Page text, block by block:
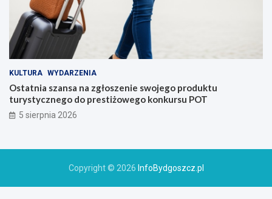
KULTURA WYDARZENIA
Ostatnia szansa na zgłoszenie swojego produktu
turystycznego do prestiżowego konkursu POT
5 sierpnia 2026
Copyright © 2026 InfoBydgoszcz.pl